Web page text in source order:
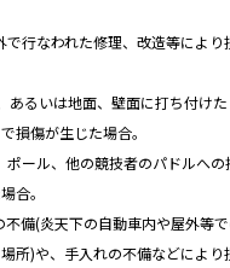
で行なわれた修理、改造等により
あるいは地面、壁面に打ち付け
損傷が生じた場合。
ポール、他の競技者のパドルへ
合。
備(炎天下の自動車内や屋外等
所)や、手入れの不備などにより